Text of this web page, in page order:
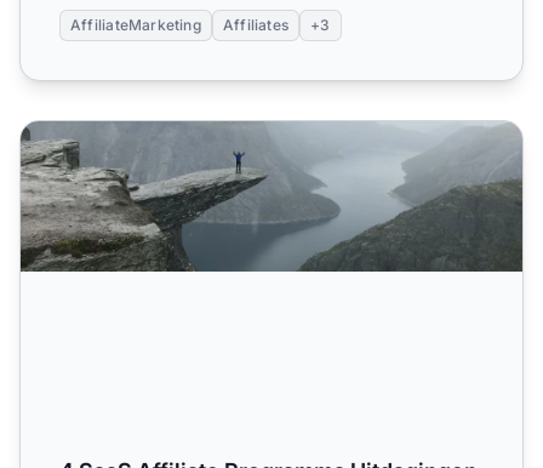
AffiliateMarketing Affiliates +3
4 SaaS Affiliate Programma Uitdagingen & Oplossingen